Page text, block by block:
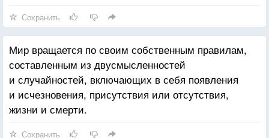
Сохранить
Мир вращается по своим собственным правилам,
составленным из двусмысленностей
и случайностей, включающих в себя появления
и исчезновения, присутствия или отсутствия,
жизни и смерти.
Сохранить